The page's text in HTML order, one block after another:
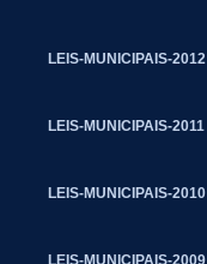
LEIS-MUNICIPAIS-2012
LEIS-MUNICIPAIS-2011
LEIS-MUNICIPAIS-2010
LEIS-MUNICIPAIS-2009